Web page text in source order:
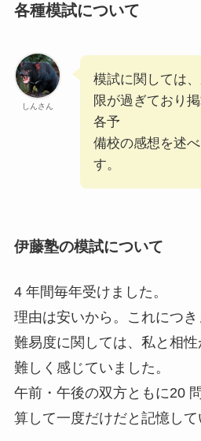
各種模試について
しんさん
模試に関しては
限が過ぎており
各予
備校の感想を述
す。
伊藤塾の模試について
4 年間毎年受けました。
理由は安いから。これにつき
難易度に関しては、私と相
難しく感じていました。
午前・午後の双⽅ともに20
算して⼀度だけだと記憶して